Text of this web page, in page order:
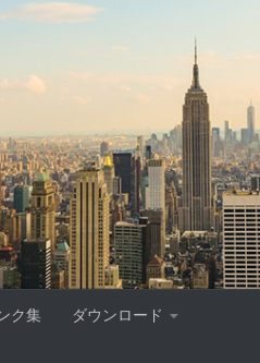
ク集 ダウンロード